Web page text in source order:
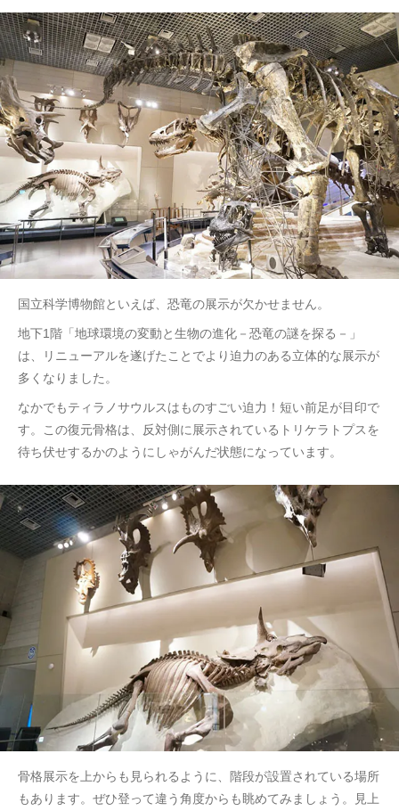
国立科学博物館といえば、恐竜の展示が欠かせません。
地下1階「地球環境の変動と生物の進化－恐竜の謎を探る－」
は、リニューアルを遂げたことでより迫力のある立体的な展示が
多くなりました。
なかでもティラノサウルスはものすごい迫力！短い前足が目印で
す。この復元骨格は、反対側に展示されているトリケラトプスを
待ち伏せするかのようにしゃがんだ状態になっています。
骨格展示を上からも見られるように、階段が設置されている場所
もあります。ぜひ登って違う角度からも眺めてみましょう。見上